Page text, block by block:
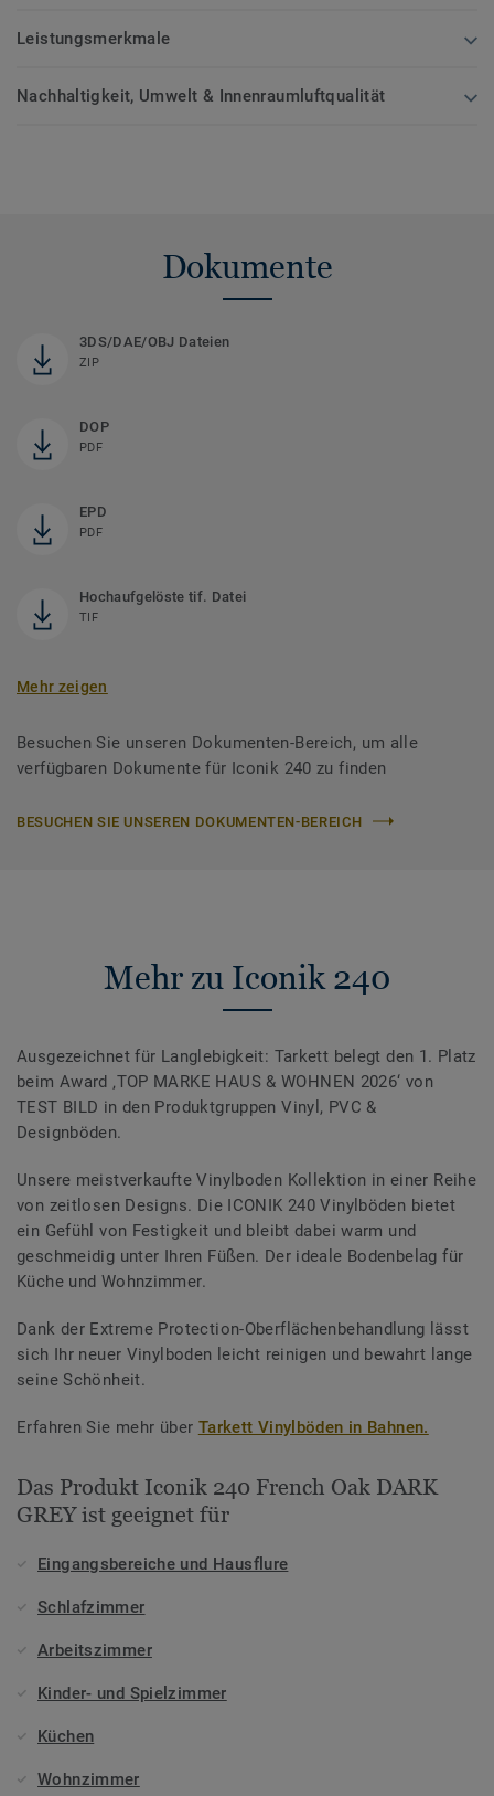
Leistungsmerkmale
Nachhaltigkeit, Umwelt & Innenraumluftqualität
Dokumente
3DS/DAE/OBJ Dateien
ZIP
DOP
PDF
EPD
PDF
Hochaufgelöste tif. Datei
TIF
Mehr zeigen
Besuchen Sie unseren Dokumenten-Bereich, um alle
verfügbaren Dokumente für Iconik 240 zu finden
BESUCHEN SIE UNSEREN DOKUMENTEN-BEREICH
Mehr zu Iconik 240
Ausgezeichnet für Langlebigkeit: Tarkett belegt den 1. Platz
beim Award ‚TOP MARKE HAUS & WOHNEN 2026‘ von
TEST BILD in den Produktgruppen Vinyl, PVC &
Designböden.
Unsere meistverkaufte Vinylboden Kollektion in einer Reihe
von zeitlosen Designs. Die ICONIK 240 Vinylböden bietet
ein Gefühl von Festigkeit und bleibt dabei warm und
geschmeidig unter Ihren Füßen. Der ideale Bodenbelag für
Küche und Wohnzimmer.
Dank der Extreme Protection-Oberflächenbehandlung lässt
sich Ihr neuer Vinylboden leicht reinigen und bewahrt lange
seine Schönheit.
Erfahren Sie mehr über Tarkett Vinylböden in Bahnen.
Das Produkt Iconik 240 French Oak DARK
GREY ist geeignet für
Eingangsbereiche und Hausflure
Schlafzimmer
Arbeitszimmer
Kinder- und Spielzimmer
Küchen
Wohnzimmer